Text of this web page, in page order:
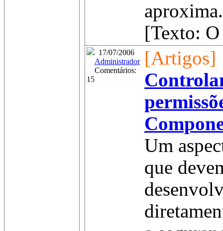
[Texto:
17/07/2006
Administrador
Comentários:
15
[Artigos]
Um
que